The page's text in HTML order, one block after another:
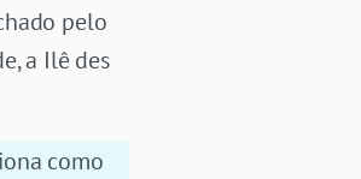
pelo
a Ilê des
como